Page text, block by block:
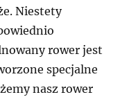
Niestety
rower jest
specjalne
nasz rower